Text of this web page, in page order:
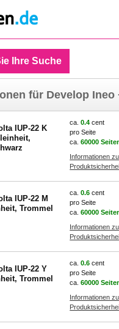
Ihre Suche
für Develop Ineo
IUP-22 K
ca.0.4cent
pro Seite
ca.60000
Informationen
IUP-22 M
Trommel
ca.0.6cent
pro Seite
ca.60000
Informationen
IUP-22 Y
Trommel
ca.0.6cent
pro Seite
ca.60000
Informationen